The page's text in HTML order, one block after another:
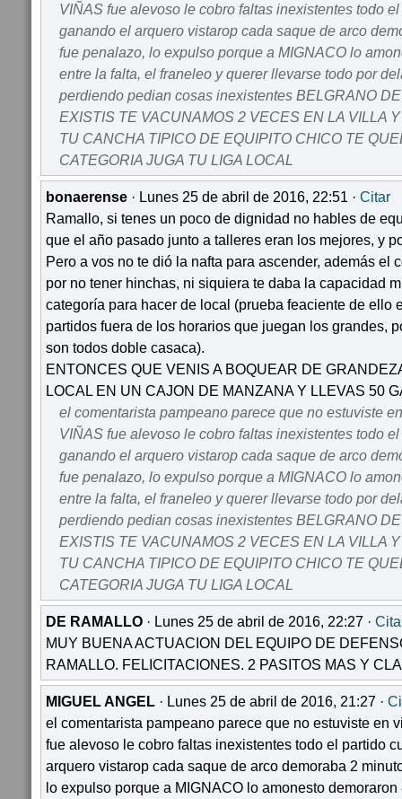
VIÑAS fue alevoso le cobro faltas inexistentes todo
ganando el arquero vistarop cada saque de arco
fue penalazo, lo expulso porque a MIGNACO lo
entre la falta, el franeleo y querer llevarse todo por
perdiendo pedian cosas inexistentes BELGRANO
EXISTIS TE VACUNAMOS 2 VECES EN LA VILLA
TU CANCHA TIPICO DE EQUIPITO CHICO TE
CATEGORIA JUGA TU LIGA LOCAL
bonaerense · Lunes 25 de abril de 2016, 22:51 · Citar
Ramallo, si tenes un poco de dignidad no hables de
que el año pasado junto a talleres eran los mejores, y
Pero a vos no te dió la nafta para ascender, además el
por no tener hinchas, ni siquiera te daba la capacidad
categoría para hacer de local (prueba feaciente de ello
partidos fuera de los horarios que juegan los grandes,
son todos doble casaca).
ENTONCES QUE VENIS A BOQUEAR DE
LOCAL EN UN CAJON DE MANZANA Y LLEVAS 50
el comentarista pampeano parece que no estuviste
VIÑAS fue alevoso le cobro faltas inexistentes todo
ganando el arquero vistarop cada saque de arco
fue penalazo, lo expulso porque a MIGNACO lo
entre la falta, el franeleo y querer llevarse todo por
perdiendo pedian cosas inexistentes BELGRANO
EXISTIS TE VACUNAMOS 2 VECES EN LA VILLA
TU CANCHA TIPICO DE EQUIPITO CHICO TE
CATEGORIA JUGA TU LIGA LOCAL
DE RAMALLO · Lunes 25 de abril de 2016, 22:27 ·
MUY BUENA ACTUACION DEL EQUIPO DE
RAMALLO. FELICITACIONES. 2 PASITOS MAS Y
MIGUEL ANGEL · Lunes 25 de abril de 2016, 21:27 ·
el comentarista pampeano parece que no estuviste en
fue alevoso le cobro faltas inexistentes todo el partido
arquero vistarop cada saque de arco demoraba 2
lo expulso porque a MIGNACO lo amonesto